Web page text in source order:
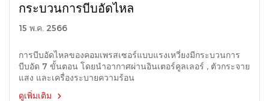
กระบวนการบีบอัดไหล
15 พ.ค. 2566
การบีบอัดไหลของคอมเพรสเซอร์แบบแรงเหวี่ยงมีกระบวนการ
บีบอัด 7 ขั้นตอน โดยนำอากาศผ่านอินเตอร์คูลเลอร์ , ตัวกระจาย
แสง และเครื่องระบายความร้อน
ดูเพิ่มเติม